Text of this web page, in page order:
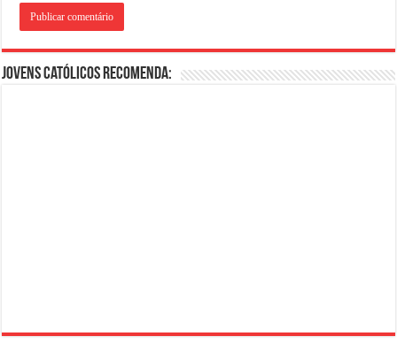
Jovens Católicos Recomenda: